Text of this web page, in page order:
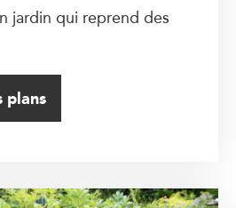
jardin qui reprend des
plans